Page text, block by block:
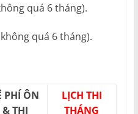
quá 6 tháng).
quá 6 tháng).
PHÍ ÔN
& THI
LỊCH THI
THÁNG